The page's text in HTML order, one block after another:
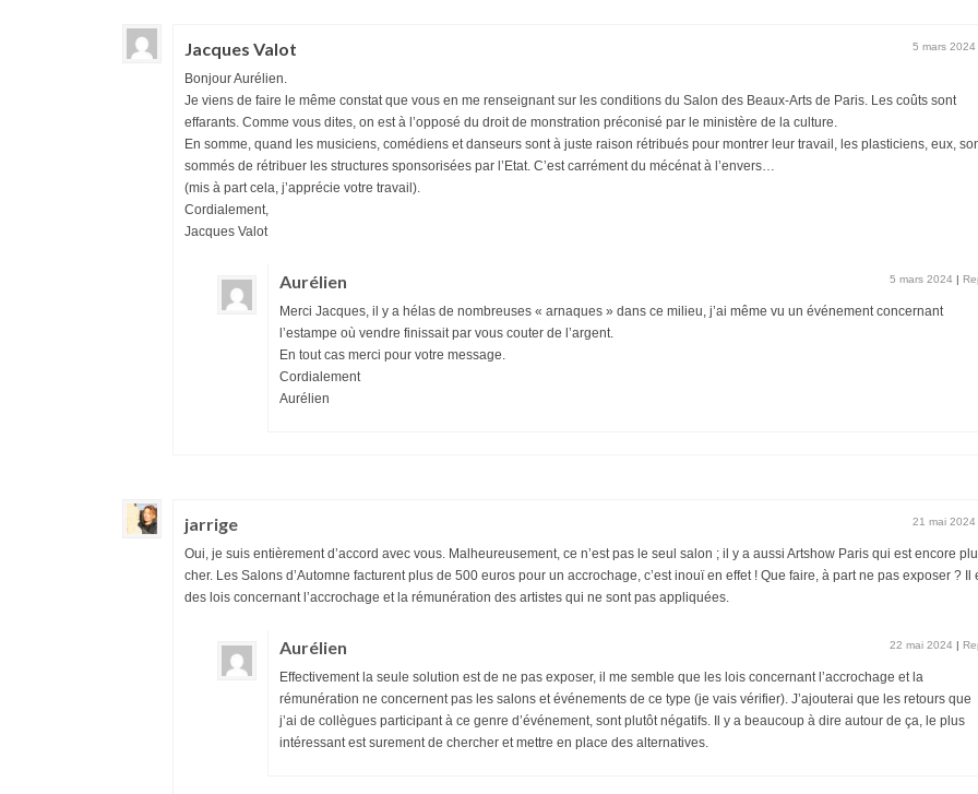
Jacques Valot 5 mars 2024
Bonjour Aurélien.
Je viens de faire le même constat que vous en me renseignant sur les conditions du Salon des Beaux-Arts de Paris. Les coûts sont
effarants. Comme vous dites, on est à l’opposé du droit de monstration préconisé par le ministère de la culture.
En somme, quand les musiciens, comédiens et danseurs sont à juste raison rétribués pour montrer leur travail, les plasticiens, eux,
sommés de rétribuer les structures sponsorisées par l’Etat. C’est carrément du mécénat à l’envers…
(mis à part cela, j’apprécie votre travail).
Cordialement,
Jacques Valot
Aurélien 5 mars 2024 |
Merci Jacques, il y a hélas de nombreuses « arnaques » dans ce milieu, j’ai même vu un événement concernant
l’estampe où vendre finissait par vous couter de l’argent.
En tout cas merci pour votre message.
Cordialement
Aurélien
jarrige 21 mai 2024
Oui, je suis entièrement d’accord avec vous. Malheureusement, ce n’est pas le seul salon ; il y a aussi Artshow Paris qui est encore
cher. Les Salons d’Automne facturent plus de 500 euros pour un accrochage, c’est inouï en effet ! Que faire, à part ne pas exposer ? Il
des lois concernant l’accrochage et la rémunération des artistes qui ne sont pas appliquées.
Aurélien 22 mai 2024 |
Effectivement la seule solution est de ne pas exposer, il me semble que les lois concernant l’accrochage et la
rémunération ne concernent pas les salons et événements de ce type (je vais vérifier). J’ajouterai que les retours que
j’ai de collègues participant à ce genre d’événement, sont plutôt négatifs. Il y a beaucoup à dire autour de ça, le plus
intéressant est surement de chercher et mettre en place des alternatives.